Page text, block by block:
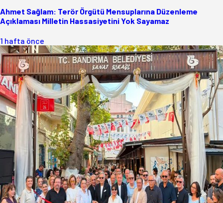
Ahmet Sağlam: Terör Örgütü Mensuplarına Düzenleme
Açıklaması Milletin Hassasiyetini Yok Sayamaz
1 hafta önce